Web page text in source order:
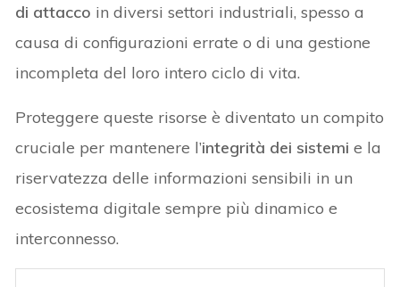
di attacco in diversi settori industriali, spesso a
causa di configurazioni errate o di una gestione
incompleta del loro intero ciclo di vita.
Proteggere queste risorse è diventato un compito
cruciale per mantenere l’integrità dei sistemi e la
riservatezza delle informazioni sensibili in un
ecosistema digitale sempre più dinamico e
interconnesso.